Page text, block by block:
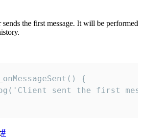
the first message. It will be performed
{
sent the first
#